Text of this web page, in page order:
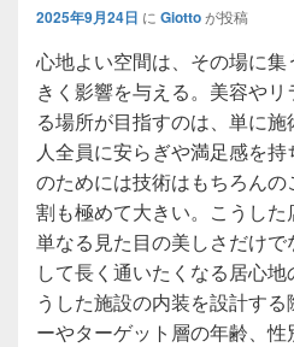
2025年9月24日 に Giottoが投稿
心地よい空間は、その場に
きく影響を与える。 美容やリ
る場所が目指すのは、単に
人全員に安らぎや満足感を
のためには技術はもちろん
割も極めて大きい。こうした
単なる見た目の美しさだけ
して長く通いたくなる居心
うした施設の内装を設計す
ーやターゲット層の年齢、